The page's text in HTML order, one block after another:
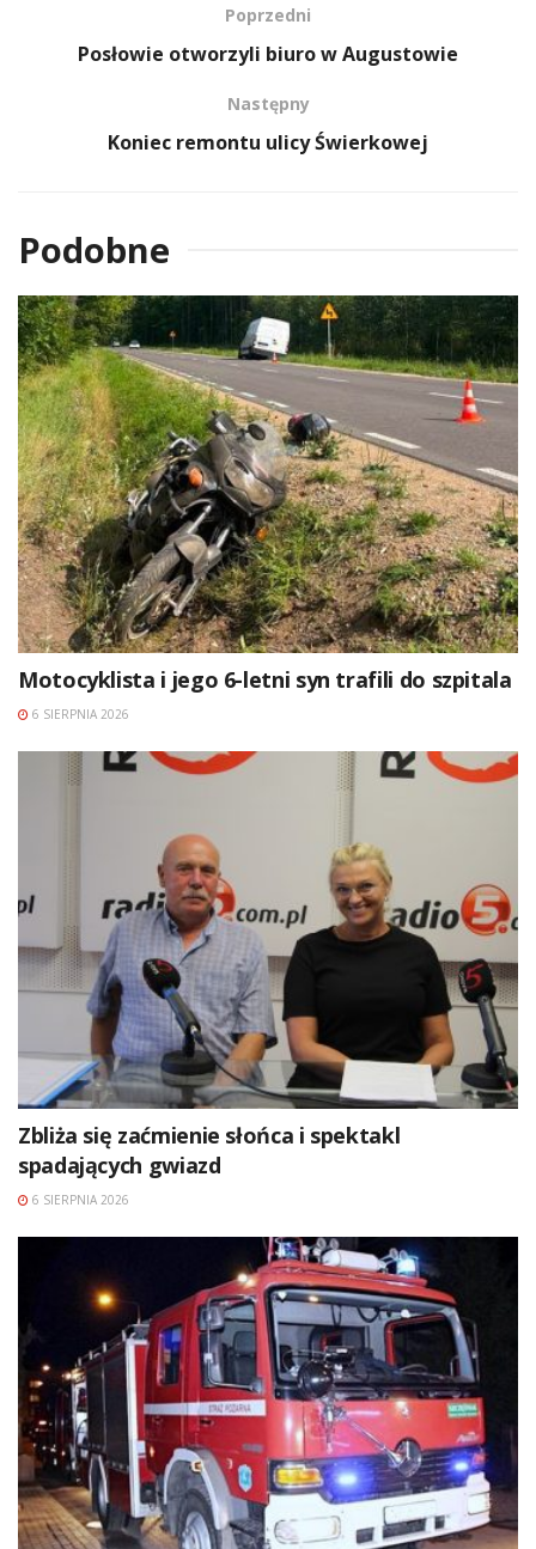
Poprzedni
Posłowie otworzyli biuro w Augustowie
Następny
Koniec remontu ulicy Świerkowej
Podobne
Motocyklista i jego 6-letni syn trafili do szpitala
6 SIERPNIA 2026
Zbliża się zaćmienie słońca i spektakl
spadających gwiazd
6 SIERPNIA 2026